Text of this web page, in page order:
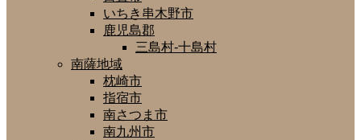
いちき串木野市
鹿児島郡
三島村-十島村
南薩地域
枕崎市
指宿市
南さつま市
南九州市